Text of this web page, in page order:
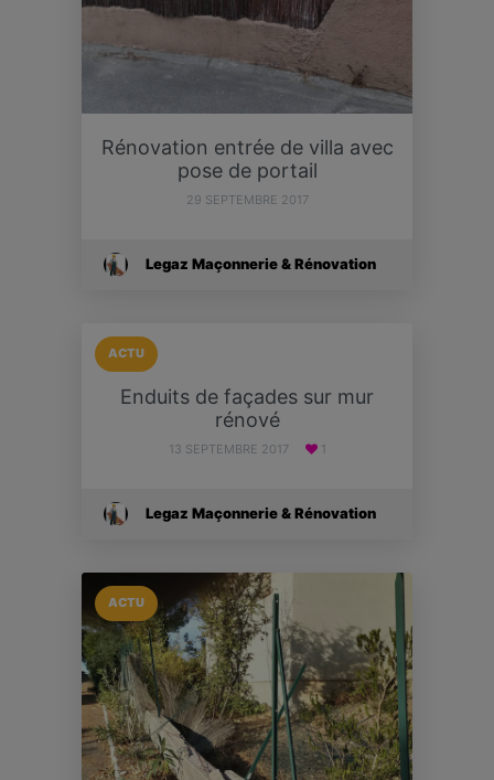
Rénovation entrée de villa avec
pose de portail
29 SEPTEMBRE 2017
Legaz Maçonnerie & Rénovation
ACTU
Enduits de façades sur mur
rénové
13 SEPTEMBRE 2017 1
Legaz Maçonnerie & Rénovation
ACTU